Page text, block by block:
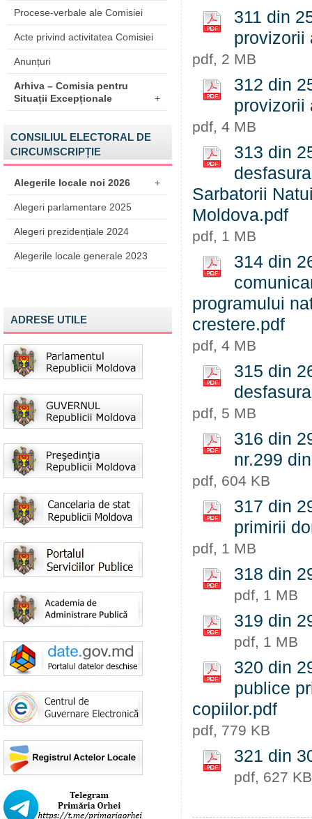
Procese-verbale ale Comisiei
Acte privind activitatea Comisiei
Anunțuri
Arhiva – Comisia pentru
Situații Excepționale
+
CONSILIUL ELECTORAL DE
CIRCUMSCRIPȚIE
Alegerile locale noi 2026 +
Alegeri parlamentare 2025
Alegeri prezidențiale 2024
Alegerile locale generale 2023
ADRESE UTILE
311 din
provizorii
pdf, 2 MB
312 din
provizorii
pdf, 4 MB
313 din
Sarbatorii
Moldova.pdf
pdf, 1 MB
314 din
programului
crestere.pdf
pdf, 4 MB
315 din
pdf, 5 MB
316 din
nr.299
pdf, 604 KB
317 din
primirii
pdf, 1 MB
318 din
pdf, 1 MB
319 din
pdf, 1 MB
320 din
publice
copiilor.pdf
pdf, 779 KB
321 din
pdf, 627 KB